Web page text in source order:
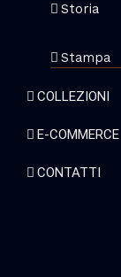
Storia
Stampa
COLLEZIONI
E-COMMERCE
CONTATTI